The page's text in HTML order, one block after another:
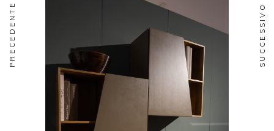
PRECEDENTE SUCCESSIVO